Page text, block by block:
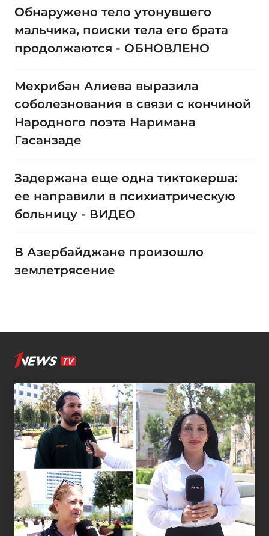
Обнаружено тело утонувшего
мальчика, поиски тела его брата
продолжаются - ОБНОВЛЕНО
Мехрибан Алиева выразила
соболезнования в связи с кончиной
Народного поэта Наримана
Гасанзаде
Задержана еще одна тиктокерша:
ее направили в психиатрическую
больницу - ВИДЕО
В Азербайджане произошло
землетрясение